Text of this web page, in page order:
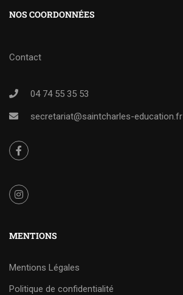
NOS COORDONNÉES
Contact
04 74 55 35 53
secretariat@saintcharles-education.fr
MENTIONS
Mentions Légales
Politique de confidentialité